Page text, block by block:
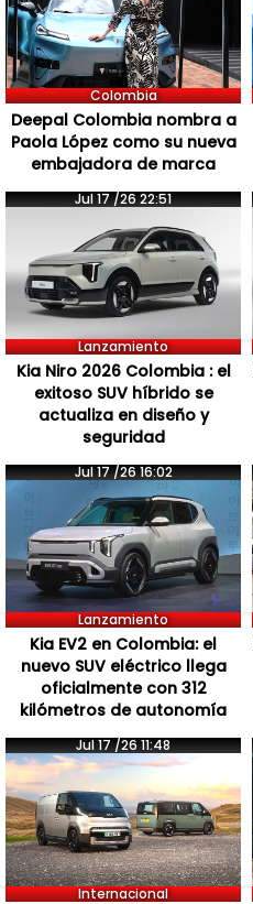
Colombia
Deepal Colombia nombra a
Paola López como su nueva
embajadora de marca
Jul 17 /26 22:51
Lanzamiento
Kia Niro 2026 Colombia : el
exitoso SUV híbrido se
actualiza en diseño y
seguridad
Jul 17 /26 16:02
Lanzamiento
Kia EV2 en Colombia: el
nuevo SUV eléctrico llega
oficialmente con 312
kilómetros de autonomía
Jul 17 /26 11:48
Internacional